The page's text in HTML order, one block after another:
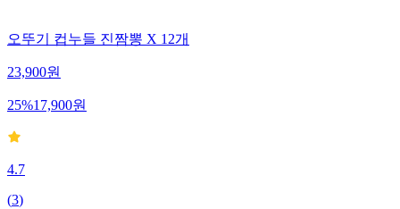
오뚜기 컵누들 진짬뽕 X 12개
23,900원
25%17,900원
4.7
(3)